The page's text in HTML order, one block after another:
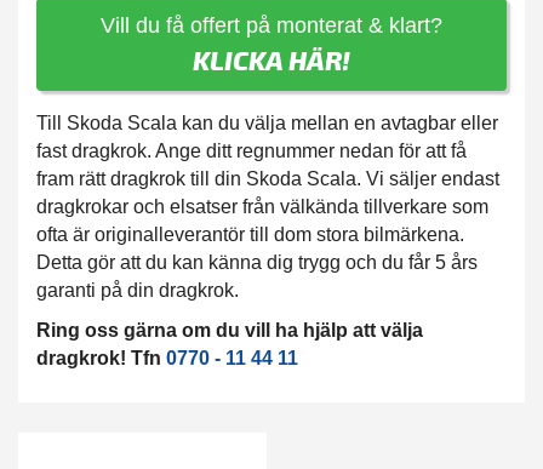
Vill du få offert på monterat & klart?
KLICKA HÄR!
Till Skoda Scala kan du välja mellan en avtagbar eller
fast dragkrok. Ange ditt regnummer nedan för att få
fram rätt dragkrok till din Skoda Scala. Vi säljer endast
dragkrokar och elsatser från välkända tillverkare som
ofta är originalleverantör till dom stora bilmärkena.
Detta gör att du kan känna dig trygg och du får 5 års
garanti på din dragkrok.
Ring oss gärna om du vill ha hjälp att välja
dragkrok! Tfn 0770 - 11 44 11